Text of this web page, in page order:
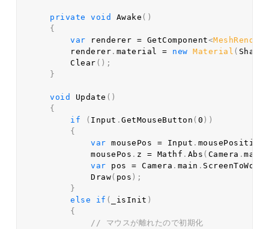
private void Awake ( )
{
var renderer = GetComponent<
        renderer
. material = new Material ( Shader
Clear ( ) ;
}
void Update ( )
{
if
( Input .GetMouseButton ( 0 ) )
{
var mousePos = Input . mousePosition
            mousePos
. z = Mathf . Abs ( Camera .main
var pos = Camera . main .
Draw( pos ) ;
}
else
if ( _isInit )
{
// マウスが離れたので初期化